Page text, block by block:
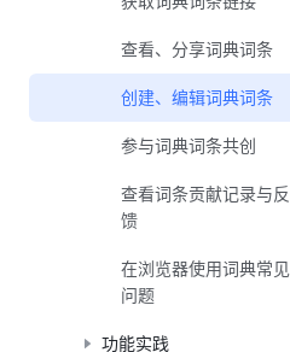
查看、分享词典词条
创建、编辑词典词条
参与词典词条共创
查看词条贡献记录与反
馈
在浏览器使用词典常见
问题
功能实践